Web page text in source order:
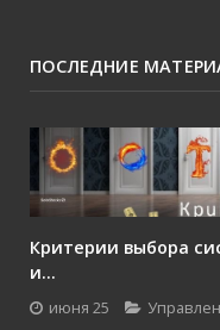
ПОСЛЕДНИЕ
Критерии выбора
и...
июня 25